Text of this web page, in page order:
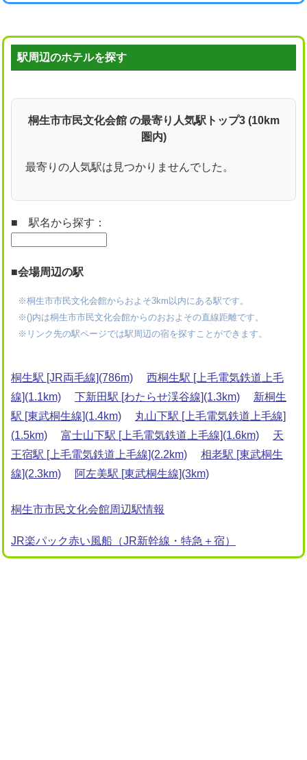
駅周辺のホテルを探す
桐生市市民文化会館 の最寄り人気駅トップ3 (10km
圏内)
最寄りの人気駅は見つかりませんでした。
■ 駅名から探す：
■会場周辺の駅
※桐生市市民文化会館からおよそ3km以内にある駅です。
※()内は桐生市市民文化会館からのおおよその直線距離です。
※リンク先の駅ページでは駅周辺の宿を探すことができます。
桐生駅 [JR両毛線](786m)
西桐生駅 [上毛電気鉄道上毛
線](1.1km)
下新田駅 [わたらせ渓谷線](1.3km)
新桐生
駅 [東武桐生線](1.4km)
丸山下駅 [上毛電気鉄道上毛線]
(1.5km)
富士山下駅 [上毛電気鉄道上毛線](1.6km)
天
王宿駅 [上毛電気鉄道上毛線](2.2km)
相老駅 [東武桐生
線](2.3km)
阿左美駅 [東武桐生線](3km)
桐生市市民文化会館周辺駅情報
JR楽パック赤い風船（JR新幹線・特急＋宿）